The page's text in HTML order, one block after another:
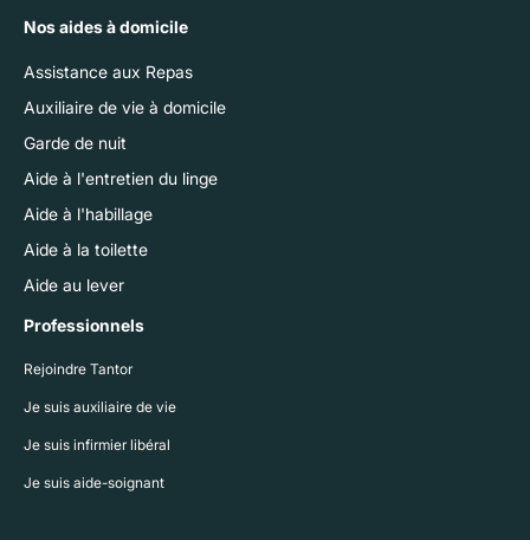
Nos aides à domicile
Assistance aux Repas
Auxiliaire de vie à domicile
Garde de nuit
Aide à l'entretien du linge
Aide à l'habillage
Aide à la toilette
Aide au lever
Professionnels
Rejoindre Tantor
Je suis auxiliaire de vie
Je suis infirmier libéral
Je suis aide-soignant